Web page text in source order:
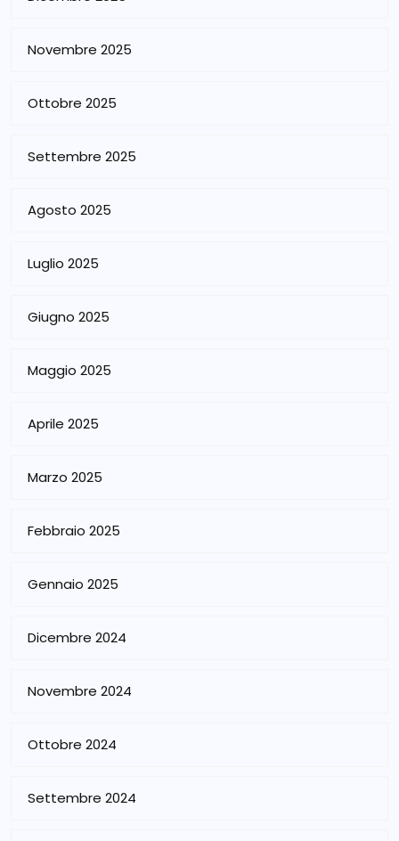
Novembre 2025
Ottobre 2025
Settembre 2025
Agosto 2025
Luglio 2025
Giugno 2025
Maggio 2025
Aprile 2025
Marzo 2025
Febbraio 2025
Gennaio 2025
Dicembre 2024
Novembre 2024
Ottobre 2024
Settembre 2024